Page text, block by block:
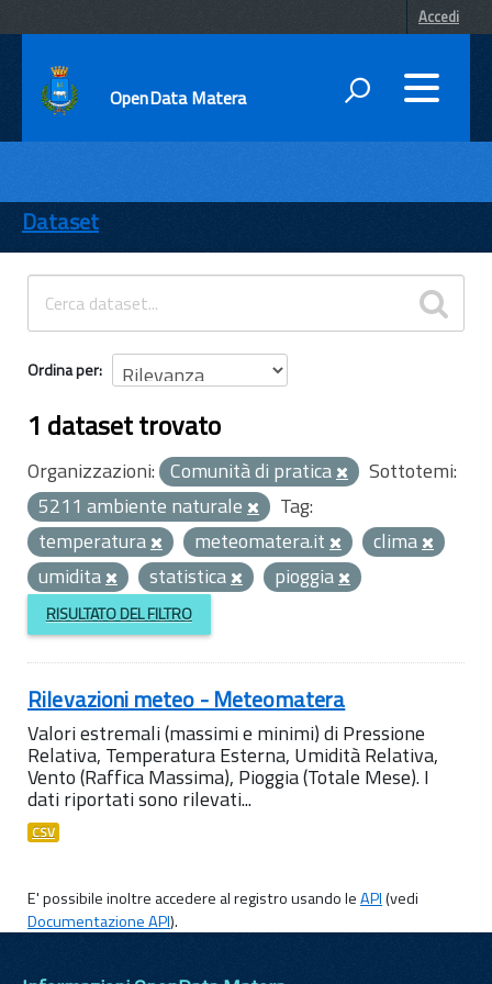
Accedi
OpenData Matera
ENTI
TEMI
INFORMAZIONI
Dataset
Ordina per
1 dataset trovato
Organizzazioni: Comunità di pratica
Sottotemi:
5211 ambiente naturale
Tag:
temperatura
meteomatera.it
clima
umidita
statistica pioggia
RISULTATO DEL FILTRO
Rilevazioni meteo - Meteomatera
Valori estremali (massimi e minimi) di Pressione
Relativa, Temperatura Esterna, Umidità Relativa,
Vento (Raffica Massima), Pioggia (Totale Mese). I
dati riportati sono rilevati...
CSV
E' possibile inoltre accedere al registro usando leAPI(vedi
Documentazione API).